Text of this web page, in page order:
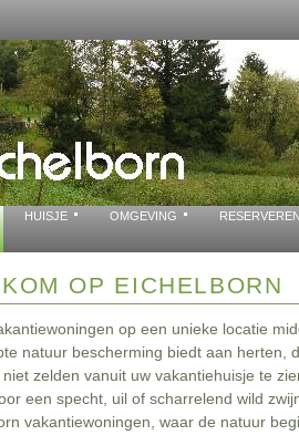
HUISJE OMGEVING
OP EICHELBORN
op een unieke locatie
natuur bescherming biedt aan herten,
zelden vanuit uw vakantiehuisje te
een specht, uil of scharrelend wild
vakantiewoningen, waar de natuur